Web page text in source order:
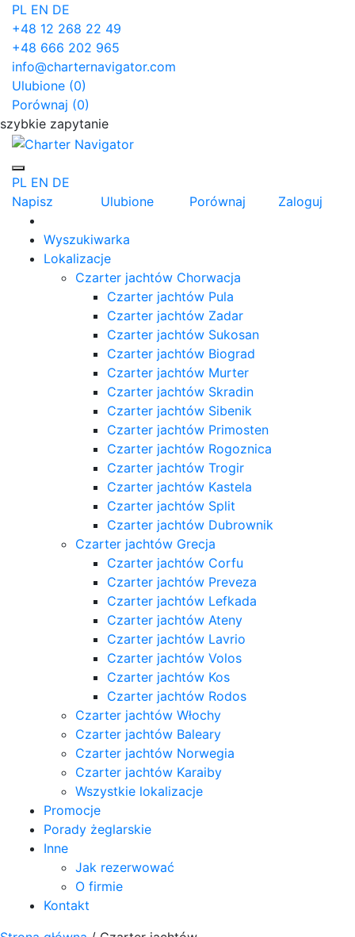
PL EN DE
+48 12 268 22 49
+48 666 202 965
info@charternavigator.com
Ulubione (0)
Porównaj (0)
szybkie zapytanie
PL EN DE
Napisz
Ulubione Porównaj Zaloguj
Wyszukiwarka
Lokalizacje
Czarter jachtów Chorwacja
Czarter jachtów Pula
Czarter jachtów Zadar
Czarter jachtów Sukosan
Czarter jachtów Biograd
Czarter jachtów Murter
Czarter jachtów Skradin
Czarter jachtów Sibenik
Czarter jachtów Primosten
Czarter jachtów Rogoznica
Czarter jachtów Trogir
Czarter jachtów Kastela
Czarter jachtów Split
Czarter jachtów Dubrownik
Czarter jachtów Grecja
Czarter jachtów Corfu
Czarter jachtów Preveza
Czarter jachtów Lefkada
Czarter jachtów Ateny
Czarter jachtów Lavrio
Czarter jachtów Volos
Czarter jachtów Kos
Czarter jachtów Rodos
Czarter jachtów Włochy
Czarter jachtów Baleary
Czarter jachtów Norwegia
Czarter jachtów Karaiby
Wszystkie lokalizacje
Promocje
Porady żeglarskie
Inne
Jak rezerwować
O firmie
Kontakt